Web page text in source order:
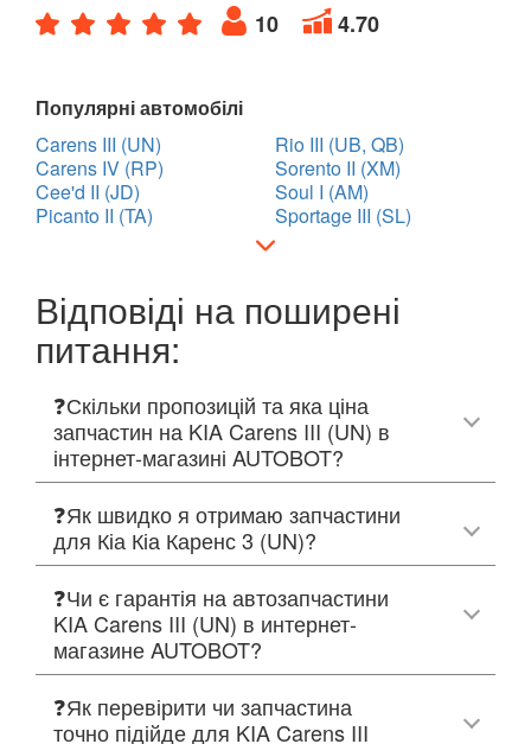
10 4.70
Популярні автомобілі
Carens III (UN)
Carens IV (RP)
Cee'd II (JD)
Picanto II (TA)
Rio III (UB, QB)
Sorento II (XM)
Soul I (AM)
Sportage III (SL)
Відповіді на поширені
питання:
❓Скільки пропозицій та яка ціна
запчастин на KIA Carens III (UN) в
інтернет-магазині AUTOBOT?
❓Як швидко я отримаю запчастини
для Кіа Кіа Каренс 3 (UN)?
❓Чи є гарантія на автозапчастини
KIA Carens III (UN) в интернет-
магазине AUTOBOT?
❓Як перевірити чи запчастина
точно підійде для KIA Carens III